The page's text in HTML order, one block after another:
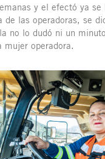
y el efectó ya se
de las operadoras, se
no lo dudó ni un
mujer operadora.